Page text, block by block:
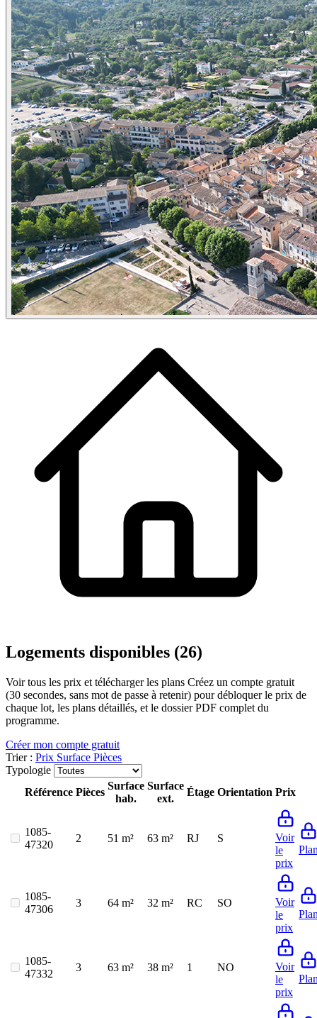
Logements disponibles (26)
Voir tous les prix et télécharger les plans Créez un compte gratuit
(30 secondes, sans mot de passe à retenir) pour débloquer le prix de
chaque lot, les plans détaillés, et le dossier PDF complet du
programme.
Créer mon compte gratuit
Trier : Prix Surface Pièces
Typologie
Référence Pièces
Surface
hab.
Surface
ext.
Étage Orientation Prix
1085-
47320
2 51 m² 63 m² RJ S
Voir
le
prix
1085-
47306
3 64 m² 32 m² RC SO
Voir
le
prix
1085-
47332
3 63 m² 38 m² 1 NO
Voir
le
prix